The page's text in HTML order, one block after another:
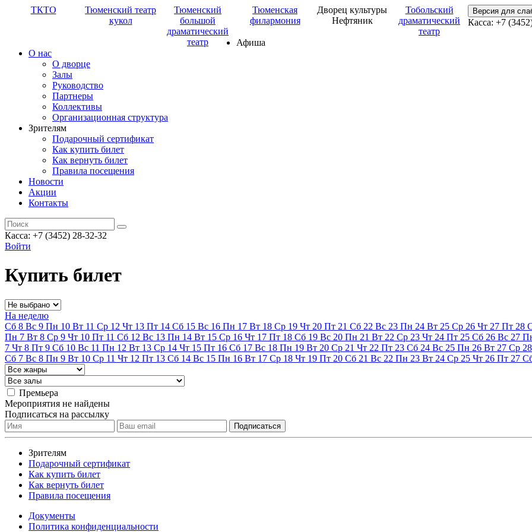
ТКТО
Тюменский театр
кукол
Тюменский
большой
драматический
театр
Тюменская
филармония
Дворец культуры
Нефтяник
Тобольский
драматический
театр
Версия для
Касса: +7
Афиша
О нас
О дворце
Залы
Руководство
Партнеры
Коллективы
Организационная структура
Зрителям
Подарочный сертификат
Как купить билет
Как вернуть билет
Правила посещения
Новости
Акции
Контакты
Касса: +7 (3452) 28-32-32
Войти
Купить билет
На неделю
Сб 8 Вс 9 Пн 10 Вт 11 Ср 12 Чт 13 Пт 14 Сб 15 Вс 16 Пн 17 Вт 18 Ср 19 Чт 20 Пт 21 Сб 22 Вс 23 Пн 24 Вт 25 Ср 26 Чт 27 Пт 28
Пн 7 Вт 8 Ср 9 Чт 10 Пт 11 Сб 12 Вс 13 Пн 14 Вт 15 Ср 16 Чт 17 Пт 18 Сб 19 Вс 20 Пн 21 Вт 22 Ср 23 Чт 24 Пт 25 Сб 26 Вс 27
7 Чт 8 Пт 9 Сб 10 Вс 11 Пн 12 Вт 13 Ср 14 Чт 15 Пт 16 Сб 17 Вс 18 Пн 19 Вт 20 Ср 21 Чт 22 Пт 23 Сб 24 Вс 25 Пн 26 Вт 27 Ср 28
Сб 7 Вс 8 Пн 9 Вт 10 Ср 11 Чт 12 Пт 13 Сб 14 Вс 15 Пн 16 Вт 17 Ср 18 Чт 19 Пт 20 Сб 21 Вс 22 Пн 23 Вт 24 Ср 25 Чт 26 Пт 27
Премьера
Мероприятия не найдены
Подписаться на рассылку
Зрителям
Подарочный сертификат
Как купить билет
Как вернуть билет
Правила посещения
Документы
Политика конфиденциальности